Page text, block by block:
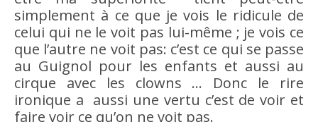
simplement à ce que je vois le ridicule de
celui qui ne le voit pas lui-même ; je vois ce
que l’autre ne voit pas: c’est ce qui se passe
au Guignol pour les enfants et aussi au
cirque avec les clowns … Donc le rire
ironique a aussi une vertu c’est de voir et
faire voir ce qu’on ne voit pas.